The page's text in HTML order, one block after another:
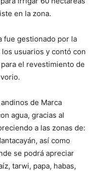
en la zona.
fue gestionado por la
usuarios y contó con
el revestimiento de
de Marca
agua, gracias al
a las zonas de:
así como
se podrá apreciar
tarwi, papa, habas,